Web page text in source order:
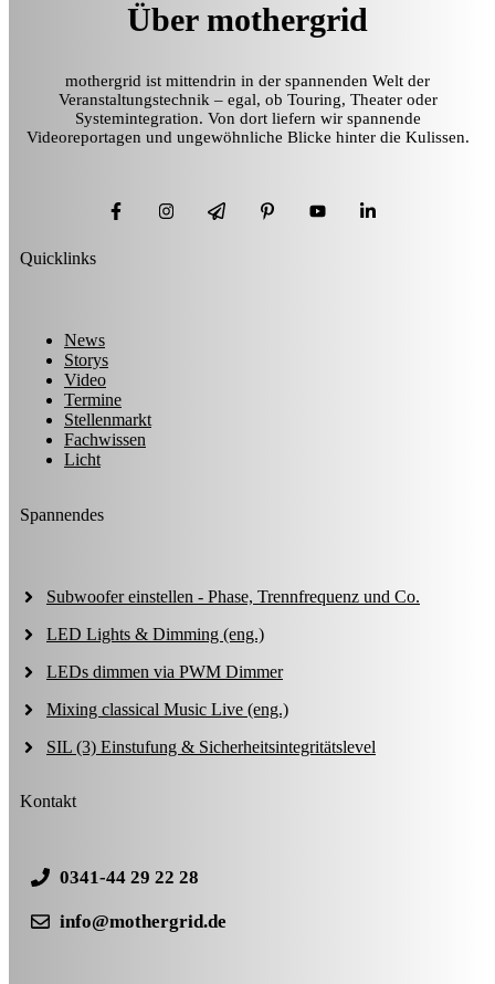
Über mothergrid
mothergrid ist mittendrin in der spannenden Welt der
Veranstaltungstechnik – egal, ob Touring, Theater oder
Systemintegration. Von dort liefern wir spannende
Videoreportagen und ungewöhnliche Blicke hinter die Kulissen.
Quicklinks
News
Storys
Video
Termine
Stellenmarkt
Fachwissen
Licht
Spannendes
Subwoofer einstellen - Phase, Trennfrequenz und Co.
LED Lights & Dimming (eng.)
LEDs dimmen via PWM Dimmer
Mixing classical Music Live (eng.)
SIL (3) Einstufung & Sicherheitsintegritätslevel
Kontakt
0341-44 29 22 28
info@mothergrid.de